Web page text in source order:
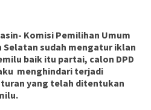
Komisi Pemilihan Umum
Selatan sudah mengatur iklan
baik itu partai, calon DPD
menghindari terjadi
yang telah ditentukan